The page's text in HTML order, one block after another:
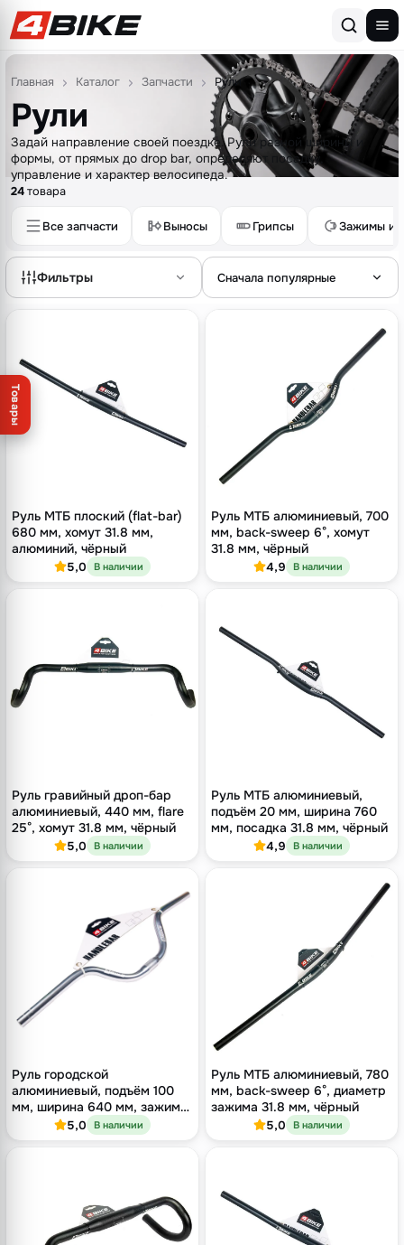
Перейти к содержимому
Главная Каталог Запчасти Рули
Рули
Задай направление своей поездке. Рули разной ширины и
формы, от прямых до drop bar, определяют посадку,
управление и характер велосипеда.
24товара
Все запчасти Выносы Грипсы Зажимы и
Фильтры Сначала популярные
Руль МТБ плоский (flat-bar)
680 мм, хомут 31.8 мм,
алюминий, чёрный
5,0 В наличии
Руль МТБ алюминиевый, 700
мм, back-sweep 6°, хомут
31.8 мм, чёрный
4,9 В наличии
Руль гравийный дроп-бар
алюминиевый, 440 мм, flare
25°, хомут 31.8 мм, чёрный
5,0 В наличии
Руль МТБ алюминиевый,
подъём 20 мм, ширина 760
мм, посадка 31.8 мм, чёрный
4,9 В наличии
Руль городской
алюминиевый, подъём 100
мм, ширина 640 мм, зажим
25.4 мм, серебристый
5,0 В наличии
Руль МТБ алюминиевый, 780
мм, back-sweep 6°, диаметр
зажима 31.8 мм, чёрный
5,0 В наличии
Товары